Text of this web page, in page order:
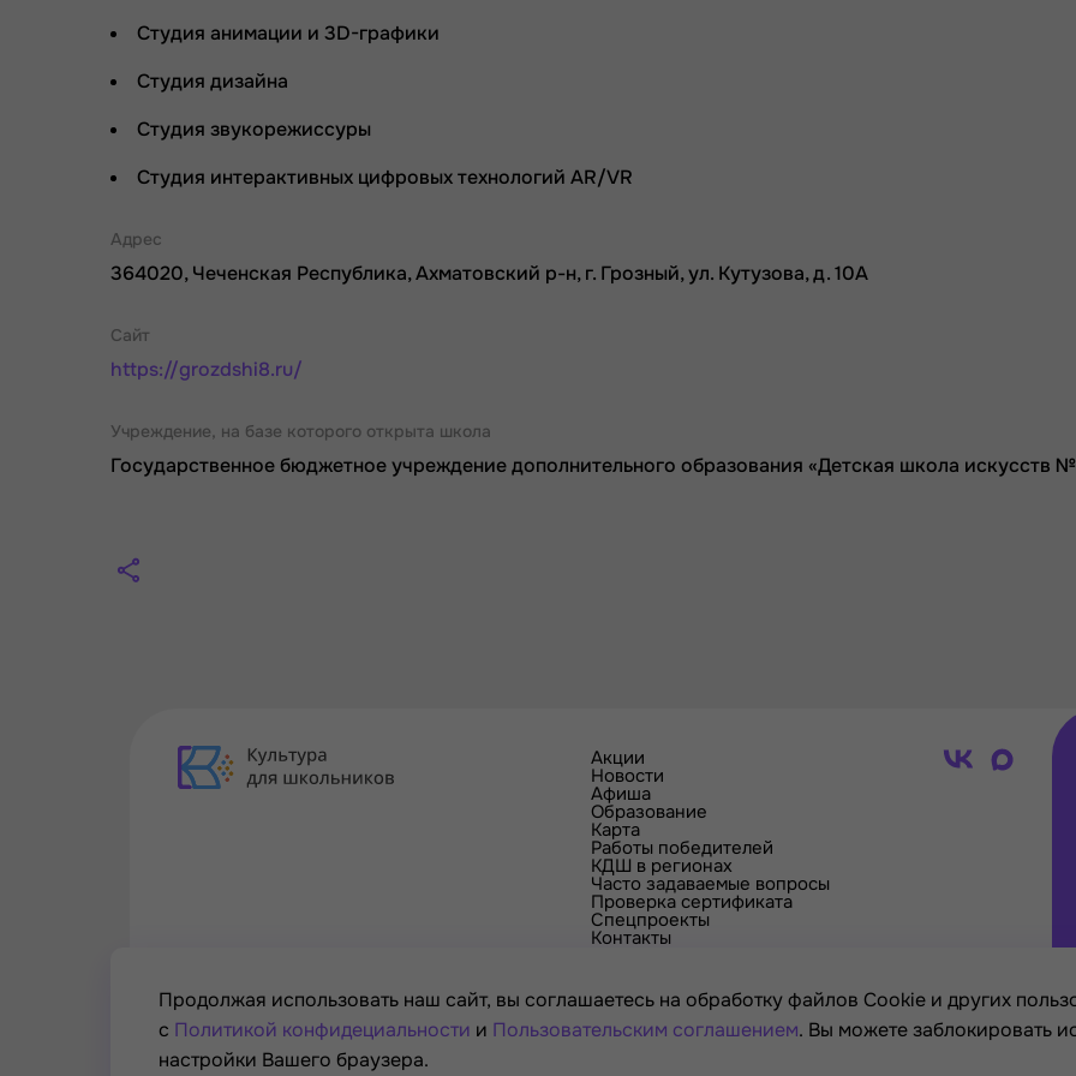
Студия анимации и 3D-графики
Студия дизайна
Студия звукорежиссуры
Студия интерактивных цифровых технологий AR/VR
Адрес
364020, Чеченская Республика, Ахматовский р-н, г. Грозный, ул. Кутузова, д. 10А
Сайт
https://grozdshi8.ru/
Учреждение, на базе которого открыта школа
Государственное бюджетное учреждение дополнительного образования «Детская школа искусств
Акции
Новости
Афиша
Образование
Карта
Работы победителей
КДШ в регионах
Часто задаваемые вопросы
Проверка сертификата
Спецпроекты
Контакты
Продолжая использовать наш сайт, вы соглашаетесь на обработку файлов Cookie и других
с Политикой конфидециальности и Пользовательским соглашением. Вы можете заблокировать
настройки Вашего браузера.